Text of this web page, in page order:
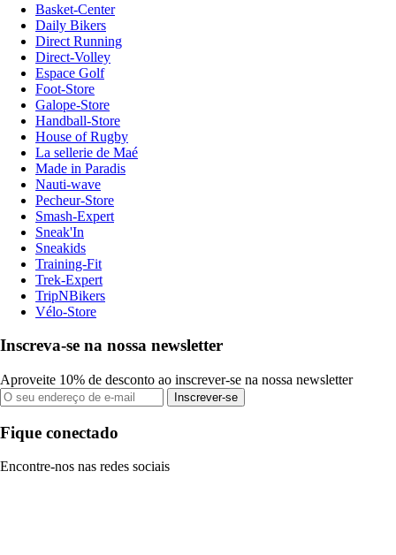
Basket-Center
Daily Bikers
Direct Running
Direct-Volley
Espace Golf
Foot-Store
Galope-Store
Handball-Store
House of Rugby
La sellerie de Maé
Made in Paradis
Nauti-wave
Pecheur-Store
Smash-Expert
Sneak'In
Sneakids
Training-Fit
Trek-Expert
TripNBikers
Vélo-Store
Inscreva-se na nossa newsletter
Aproveite 10% de desconto ao inscrever-se na nossa newsletter
Inscrever-se
Fique conectado
Encontre-nos nas redes sociais